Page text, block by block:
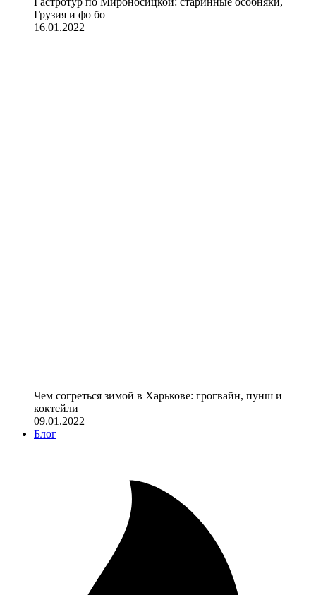
Грузия и фо бо
16.01.2022
Чем согреться зимой в Харькове: грогвайн, пунш и
коктейли
09.01.2022
Блог